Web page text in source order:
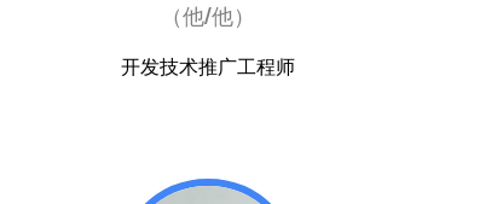
（他/他）
开发技术推广工程师